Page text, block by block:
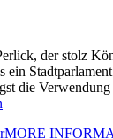
der stolz
die
MORE